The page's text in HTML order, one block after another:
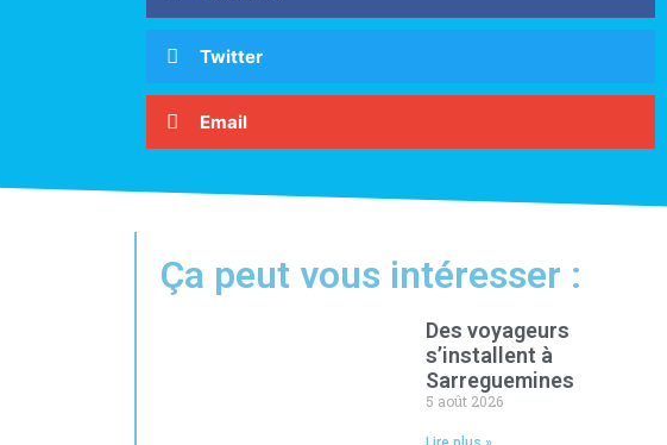
Twitter
Email
Ça peut vous intéresser :
Des voyageurs
s’installent à
Sarreguemines
5 août 2026